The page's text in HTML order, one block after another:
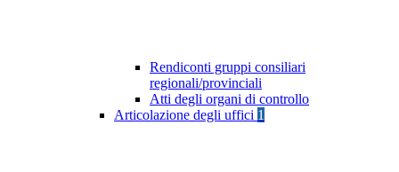
Rendiconti gruppi consiliari
regionali/provinciali
Atti degli organi di controllo
Articolazione degli uffici 1